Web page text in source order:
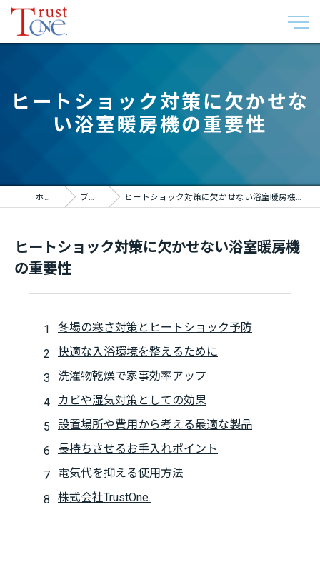
ヒートショック対策に欠かせな
い浴室暖房機の重要性
ホーム ブログ ヒートショック対策に欠かせない浴室暖房機の重要性
ヒートショック対策に欠かせない浴室暖房機
の重要性
冬場の寒さ対策とヒートショック予防
快適な入浴環境を整えるために
洗濯物乾燥で家事効率アップ
カビや湿気対策としての効果
設置場所や費用から考える最適な製品
長持ちさせるお手入れポイント
電気代を抑える使用方法
株式会社TrustOne.